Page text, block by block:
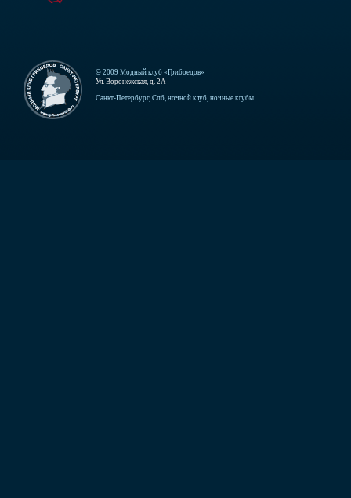
© 2009 Модный клуб «Грибоедов»
Ул. Воронежская, д. 2А
Санкт-Петербург, Спб, ночной клуб, ночные клубы